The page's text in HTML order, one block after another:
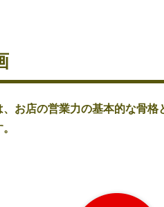
、お店の営業力の基本的な骨